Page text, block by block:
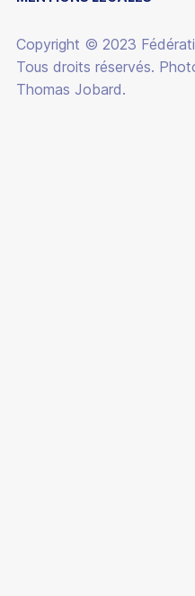
VIE DES CLUBS
ÉQUIPEMENTS
ACTUALITÉS
BOUTIQUE
CARRIÈRES
Copyright © 2023
Tous droits réservés.
Thomas Jobard.